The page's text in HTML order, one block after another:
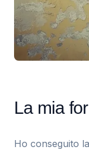
La mia
Ho conseguito la